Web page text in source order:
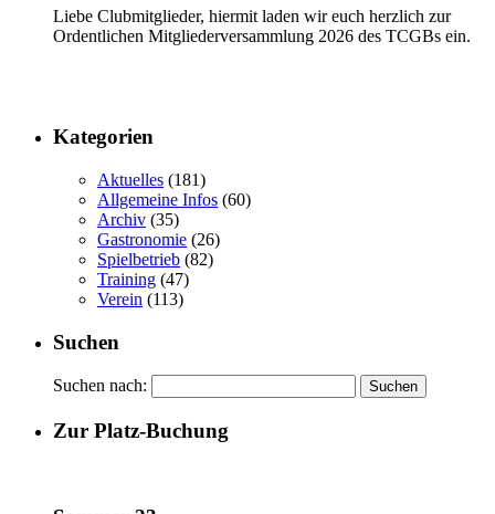
Liebe Clubmitglieder, hiermit laden wir euch herzlich zur
Ordentlichen Mitgliederversammlung 2026 des TCGBs ein.
Kategorien
Aktuelles (181)
Allgemeine Infos (60)
Archiv (35)
Gastronomie (26)
Spielbetrieb (82)
Training (47)
Verein (113)
Suchen
Suchen nach:
Zur Platz-Buchung